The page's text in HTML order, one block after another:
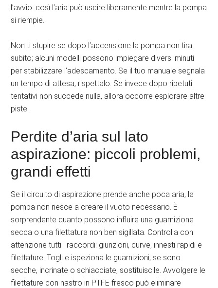
l’avvio: così l’aria può uscire liberamente mentre la pompa
si riempie.
Non ti stupire se dopo l’accensione la pompa non tira
subito; alcuni modelli possono impiegare diversi minuti
per stabilizzare l’adescamento. Se il tuo manuale segnala
un tempo di attesa, rispettalo. Se invece dopo ripetuti
tentativi non succede nulla, allora occorre esplorare altre
piste.
Perdite d’aria sul lato
aspirazione: piccoli problemi,
grandi effetti
Se il circuito di aspirazione prende anche poca aria, la
pompa non riesce a creare il vuoto necessario. È
sorprendente quanto possono influire una guarnizione
secca o una filettatura non ben sigillata. Controlla con
attenzione tutti i raccordi: giunzioni, curve, innesti rapidi e
filettature. Togli e ispeziona le guarnizioni; se sono
secche, incrinate o schiacciate, sostituiscile. Avvolgere le
filettature con nastro in PTFE fresco può eliminare